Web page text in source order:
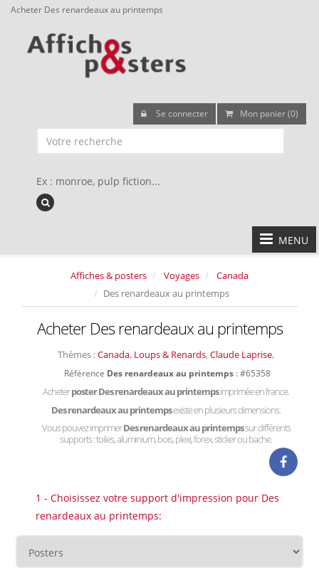
Acheter Des renardeaux au printemps
Se connecter Mon panier (0)
Ex : monroe, pulp fiction...
MENU
Affiches & posters Voyages
Canada
Des renardeaux au printemps
Acheter Des renardeaux au printemps
Thèmes :Canada, Loups & Renards, Claude Laprise,
Référence Des renardeaux au printemps : #65358
Acheterposter Des renardeaux au printempsimprimée en france.
Des renardeaux au printempsexiste en plusieurs dimensions.
Vous pouvez imprimerDes renardeaux au printempssur différents
supports : toiles, aluminium, bois, plexi, forex, sticker ou bache.
1 - Choisissez votre support d'impression pour Des
renardeaux au printemps: